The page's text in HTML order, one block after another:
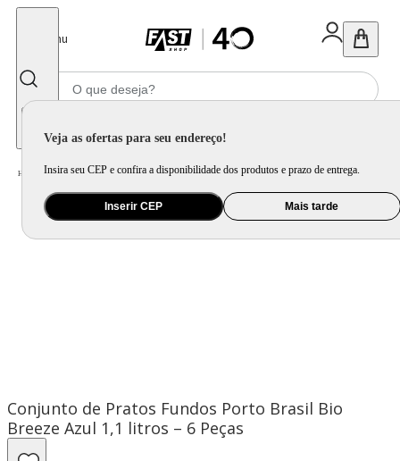
Menu
Veja as ofertas para seu endereço!
Insira seu CEP e confira a disponibilidade dos produtos e prazo de entrega.
Inserir CEP Mais tarde
Home Utilidade Doméstica Mesa / Aparelho de Jantar e Prato Avulso
Conjunto de Pratos Fundos Porto Brasil Bio
Breeze Azul 1,1 litros – 6 Peças